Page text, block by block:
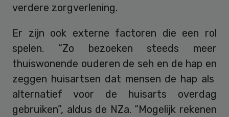
verdere zorgverlening.
Er zijn ook externe factoren die een rol
spelen. “Zo bezoeken steeds meer
thuiswonende ouderen de seh en de hap en
zeggen huisartsen dat mensen de hap als
alternatief voor de huisarts overdag
gebruiken”, aldus de NZa. “Mogelijk rekenen